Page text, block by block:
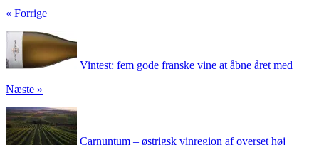
« Forrige
Vintest: fem gode franske vine at åbne året med
Næste »
Carnuntum – østrigsk vinregion af overset høj